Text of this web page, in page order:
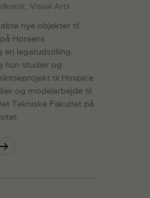
Visual Arts
nye objekter til
Horsens
en legatudstilling,
hun studier og
til Hospice
og modelarbejde til
Tekniske Fakultet på